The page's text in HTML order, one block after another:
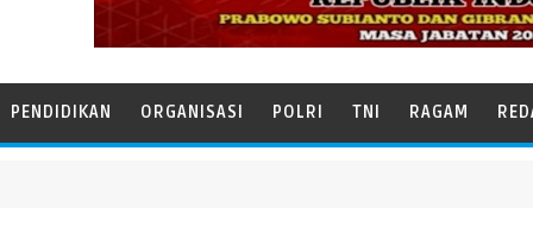
PENDIDIKAN ORGANISASI POLRI TNI RAGAM